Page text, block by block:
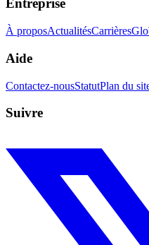
Entreprise
À proposActualitésCarrières
Aide
Contactez-nousStatutPlan du
Suivre